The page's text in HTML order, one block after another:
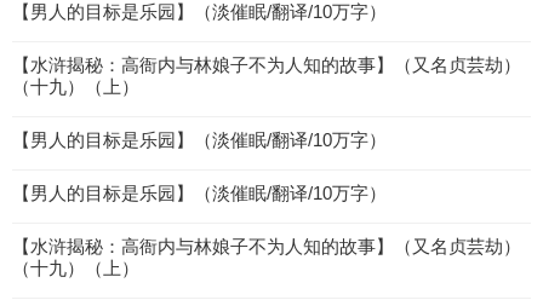
【男人的目标是乐园】（淡催眠/翻译/10万字）
【水浒揭秘：高衙内与林娘子不为人知的故事】（又名贞芸劫）
（十九）（上）
【男人的目标是乐园】（淡催眠/翻译/10万字）
【男人的目标是乐园】（淡催眠/翻译/10万字）
【水浒揭秘：高衙内与林娘子不为人知的故事】（又名贞芸劫）
（十九）（上）